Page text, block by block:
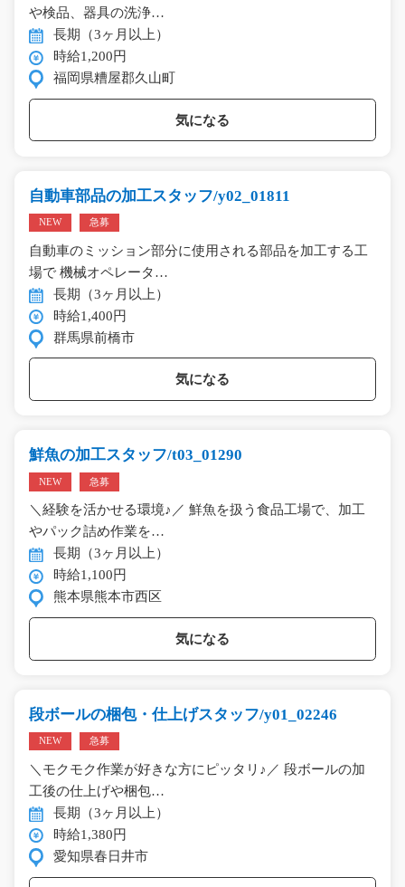
や検品、器具の洗浄…
長期（3ヶ月以上）
時給1,200円
福岡県糟屋郡久山町
気になる
自動車部品の加工スタッフ/y02_01811
NEW 急募
自動車のミッション部分に使用される部品を加工する工
場で 機械オペレータ…
長期（3ヶ月以上）
時給1,400円
群馬県前橋市
気になる
鮮魚の加工スタッフ/t03_01290
NEW 急募
＼経験を活かせる環境♪／ 鮮魚を扱う食品工場で、加工
やパック詰め作業を…
長期（3ヶ月以上）
時給1,100円
熊本県熊本市西区
気になる
段ボールの梱包・仕上げスタッフ/y01_02246
NEW 急募
＼モクモク作業が好きな方にピッタリ♪／ 段ボールの加
工後の仕上げや梱包…
長期（3ヶ月以上）
時給1,380円
愛知県春日井市